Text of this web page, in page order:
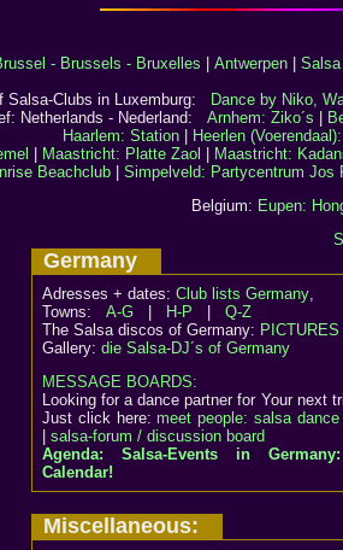
- Brussels - Bruxelles Antwerpen
Salsa-Clubs in Luxemburg:
Dance by Niko,
Netherlands - Nederland: Arnhem: Ziko´s
Haarlem: Station
Heerlen
Maastricht: Platte Zaol Maastricht:
Beachclub| Simpelveld: Partycentrum Jos
Belgium: Eupen:
Germany
Adresses + dates: Club lists Germany,
Towns: A-G H-P
Q-Z
The Salsa discos of Germany: PICTURES
Gallery: die Salsa-DJ´s of Germany
MESSAGE BOARDS:
Looking for a dance partner for Your next
Just click here:meet people: salsa dance
salsa-forum / discussion board
Agenda: Salsa-Events in
Calendar!
Miscellaneous: